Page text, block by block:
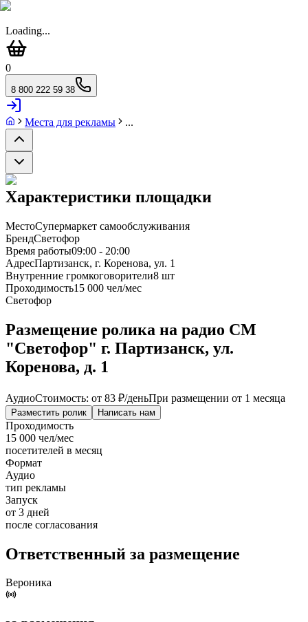
Loading...
0
8 800 222 59 38
Места для рекламы ...
Характеристики площадки
МестоСупермаркет самообслуживания
БрендСветофор
Время работы09:00 - 20:00
АдресПартизанск, г. Коренова, ул. 1
Внутренние громкоговорители8 шт
Проходимость15 000 чел/мес
Светофор
Размещение ролика на радио СМ
"Светофор" г. Партизанск, ул.
Коренова, д. 1
АудиоСтоимость: от 83 ₽/деньПри размещении от 1 месяца
Разместить ролик Написать нам
Проходимость
15 000 чел/мес
посетителей в месяц
Формат
Аудио
тип рекламы
Запуск
от 3 дней
после согласования
Ответственный за размещение
Вероника